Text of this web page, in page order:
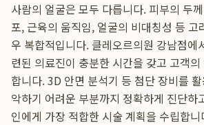
사람의 얼굴은 모두 다릅니다. 피부의 두
포, 근육의 움직임, 얼굴의 비대칭성 등 고
우 복합적입니다. 클레오르의원 강남점에
련된 의료진이 충분한 시간을 갖고 고객
합니다. 3D 안면 분석기 등 첨단 장비를
악하기 어려운 부분까지 정확하게 진단하
인에게 가장 적합한 시술 계획을 수립합